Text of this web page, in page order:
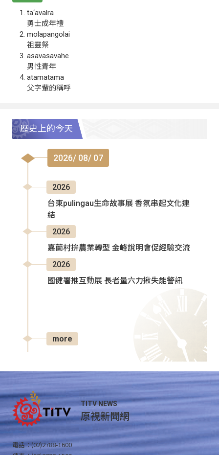
ta‘avalra
勇士成年禮
molapangolai
祖靈祭
asavasavahe
男性青年
atamatama
父字輩的稱呼
歷史上的今天
2026/ 08/ 07
2026
台東pulingau生命故事展 香氛串起文化連
結
2026
嘉蘭村拚農業轉型 金峰說明會促經驗交流
2026
國健署推互動展 長者量六力揪失能警訊
more
TITV NEWS
原視新聞網
電話：(02)2788-1600